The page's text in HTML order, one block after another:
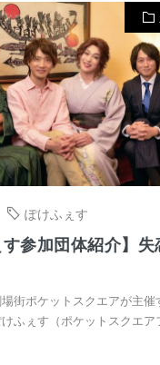
ぽけふぇす
す参加団体紹介】
街ポケットスクエアが主催
ふぇす（ポケットスクエ